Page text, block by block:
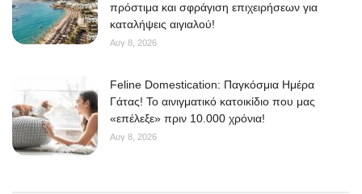
πρόστιμα και σφράγιση επιχειρήσεων για
καταλήψεις αιγιαλού!
Αυγ 8, 2026
Feline Domestication: Παγκόσμια Ημέρα
Γάτας! Το αινιγματικό κατοικίδιο που μας
«επέλεξε» πριν 10.000 χρόνια!
Αυγ 8, 2026